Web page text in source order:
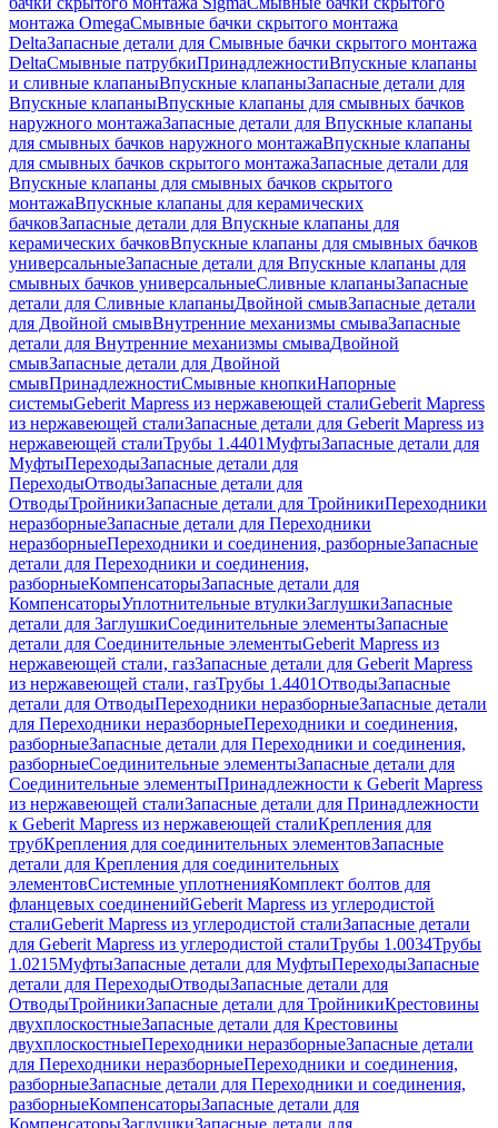
монтажа OmegaСмывные бачки скрытого монтажа
DeltaЗапасные детали для Смывные бачки скрытого монтажа
DeltaСмывные патрубкиПринадлежностиВпускные клапаны
и сливные клапаныВпускные клапаныЗапасные детали для
Впускные клапаныВпускные клапаны для смывных бачков
наружного монтажаЗапасные детали для Впускные клапаны
для смывных бачков наружного монтажаВпускные клапаны
для смывных бачков скрытого монтажаЗапасные детали для
Впускные клапаны для смывных бачков скрытого
монтажаВпускные клапаны для керамических
бачковЗапасные детали для Впускные клапаны для
керамических бачковВпускные клапаны для смывных бачков
универсальныеЗапасные детали для Впускные клапаны для
смывных бачков универсальныеСливные клапаныЗапасные
детали для Сливные клапаныДвойной смывЗапасные детали
для Двойной смывВнутренние механизмы смываЗапасные
детали для Внутренние механизмы смываДвойной
смывЗапасные детали для Двойной
смывПринадлежностиСмывные кнопкиНапорные
системыGeberit Mapress из нержавеющей сталиGeberit Mapress
из нержавеющей сталиЗапасные детали для Geberit Mapress из
нержавеющей сталиТрубы 1.4401МуфтыЗапасные детали для
МуфтыПереходыЗапасные детали для
ПереходыОтводыЗапасные детали для
ОтводыТройникиЗапасные детали для ТройникиПереходники
неразборныеЗапасные детали для Переходники
неразборныеПереходники и соединения, разборныеЗапасные
детали для Переходники и соединения,
разборныеКомпенсаторыЗапасные детали для
КомпенсаторыУплотнительные втулкиЗаглушкиЗапасные
детали для ЗаглушкиСоединительные элементыЗапасные
детали для Соединительные элементыGeberit Mapress из
нержавеющей стали, газЗапасные детали для Geberit Mapress
из нержавеющей стали, газТрубы 1.4401ОтводыЗапасные
детали для ОтводыПереходники неразборныеЗапасные детали
для Переходники неразборныеПереходники и соединения,
разборныеЗапасные детали для Переходники и соединения,
разборныеСоединительные элементыЗапасные детали для
Соединительные элементыПринадлежности к Geberit Mapress
из нержавеющей сталиЗапасные детали для Принадлежности
к Geberit Mapress из нержавеющей сталиКрепления для
трубКрепления для соединительных элементовЗапасные
детали для Крепления для соединительных
элементовСистемные уплотненияКомплект болтов для
фланцевых соединенийGeberit Mapress из углеродистой
сталиGeberit Mapress из углеродистой сталиЗапасные детали
для Geberit Mapress из углеродистой сталиТрубы 1.0034Трубы
1.0215МуфтыЗапасные детали для МуфтыПереходыЗапасные
детали для ПереходыОтводыЗапасные детали для
ОтводыТройникиЗапасные детали для ТройникиКрестовины
двухплоскостныеЗапасные детали для Крестовины
двухплоскостныеПереходники неразборныеЗапасные детали
для Переходники неразборныеПереходники и соединения,
разборныеЗапасные детали для Переходники и соединения,
разборныеКомпенсаторыЗапасные детали для
КомпенсаторыЗаглушкиЗапасные детали для